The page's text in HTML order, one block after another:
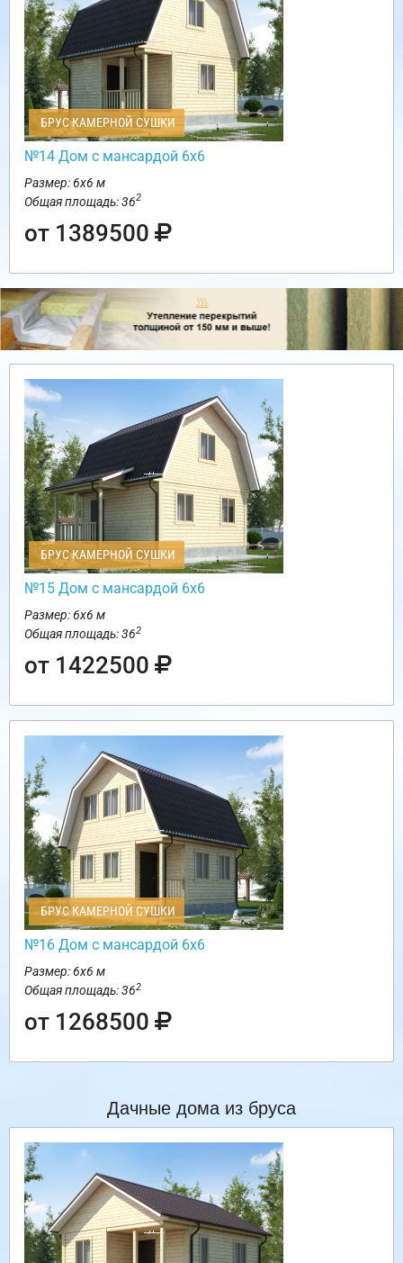
БРУС КАМЕРНОЙ СУШКИ
№14 Дом с мансардой 6х6
Размер: 6х6 м
Общая площадь: 362
от 1389500
БРУС КАМЕРНОЙ СУШКИ
№15 Дом с мансардой 6х6
Размер: 6х6 м
Общая площадь: 362
от 1422500
БРУС КАМЕРНОЙ СУШКИ
№16 Дом с мансардой 6х6
Размер: 6х6 м
Общая площадь: 362
от 1268500
Дачные дома из бруса